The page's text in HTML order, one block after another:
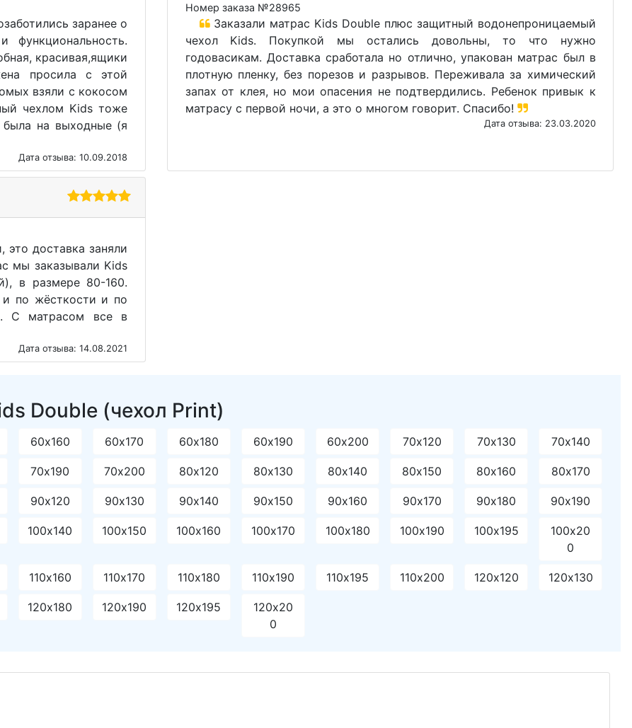
заранее о
красивая,ящики
просила с этой
взяли с кокосом
чехлом Kids тоже
была на выходные (я
Дата отзыва: 10.09.2018
Номер заказа №28965
Заказали матрас Kids Double плюс защитный водонепроницаемый
чехол Kids. Покупкой мы остались довольны, то что нужно
годовасикам. Доставка сработала но отлично, упакован матрас был в
плотную пленку, без порезов и разрывов. Переживала за химический
запах от клея, но мои опасения не подтвердились. Ребенок привык к
матрасу с первой ночи, а это о многом говорит. Спасибо!
Дата отзыва: 23.03.2020
доставка заняли
мы заказывали Kids
в размере 80-160.
по жёсткости и по
С матрасом все в
Дата отзыва: 14.08.2021
Double (чехол Print)
60х160 60х170 60х180 60х190 60х200 70х120 70х130 70х140
70х190 70х200 80х120 80х130 80х140 80х150 80х160 80х170
90х120 90х130 90х140 90х150 90х160 90х170 90х180 90х190
100х140 100х150 100х160 100х170 100х180 100х190 100х195
100х20
0
110х160 110х170 110х180 110х190 110х195 110х200 120х120 120х130
120х180 120х190 120х195
120х20
0